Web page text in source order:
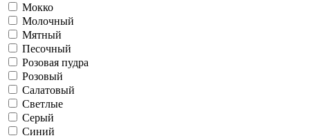
Мокко
Молочный
Мятный
Песочный
Розовая пудра
Розовый
Салатовый
Светлые
Серый
Синий